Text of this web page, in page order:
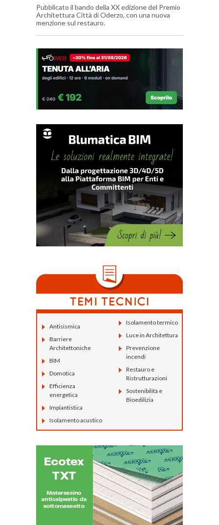
Pubblicato il bando della XX edizione del Premio
Architettura Città di Oderzo, con una nuova
menzione sul restauro.
Antisismica
Barriere
Architettoniche
BIM
Domotica
Efficienza
energetica
Impiantistica
Isolamento acustico
Isolamento termico
Luce in Architettura
Prevenzione
incendi
Restauro e
Ristrutturazioni
Sostenibilità e
Bioedilizia